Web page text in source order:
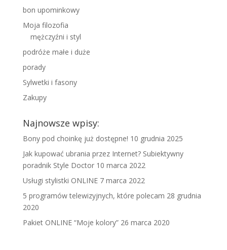
bon upominkowy
Moja filozofia
mężczyźni i styl
podróże małe i duże
porady
Sylwetki i fasony
Zakupy
Najnowsze wpisy:
Bony pod choinkę już dostępne! 10 grudnia 2025
Jak kupować ubrania przez Internet? Subiektywny
poradnik Style Doctor 10 marca 2022
Usługi stylistki ONLINE 7 marca 2022
5 programów telewizyjnych, które polecam 28 grudnia
2020
Pakiet ONLINE “Moje kolory” 26 marca 2020